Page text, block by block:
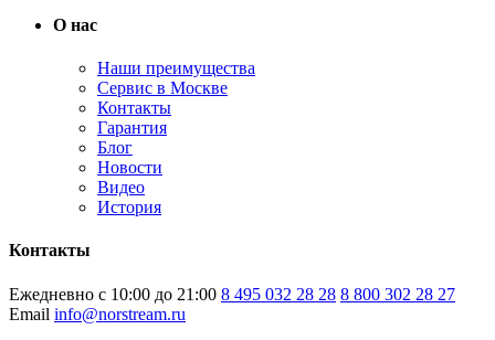
О нас
Наши преимущества
Сервис в Москве
Контакты
Гарантия
Блог
Новости
Видео
История
Контакты
Ежедневно с 10:00 до 21:00 8 495 032 28 28 8 800 302 28 27
Email info@norstream.ru